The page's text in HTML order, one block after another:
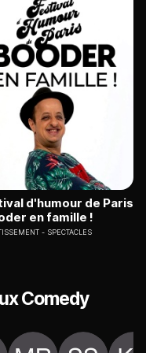
d'humour de Paris
en famille !
SPECTACLES
Comedy